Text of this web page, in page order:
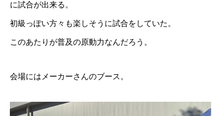
に試合が出来る。
初級っぽい方々も楽しそうに試合をしていた。
このあたりが普及の原動力なんだろう。
会場にはメーカーさんのブース。